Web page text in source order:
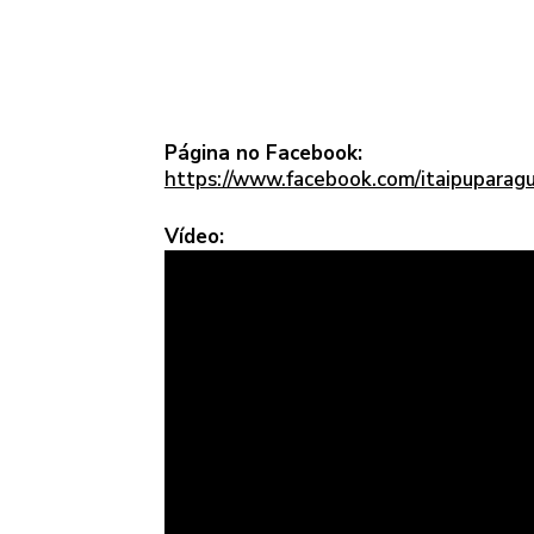
Página no Facebook:
https://www.facebook.com/
Vídeo: